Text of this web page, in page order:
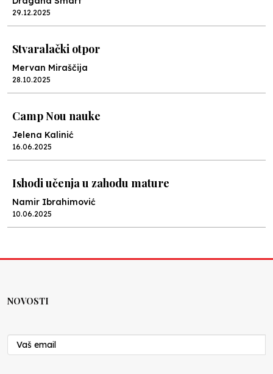
29.12.2025
Stvaralački otpor
Mervan Miraščija
28.10.2025
Camp Nou nauke
Jelena Kalinić
16.06.2025
Ishodi učenja u zahodu mature
Namir Ibrahimović
10.06.2025
Nenad Veličković
29.10.2024
NOVOSTI